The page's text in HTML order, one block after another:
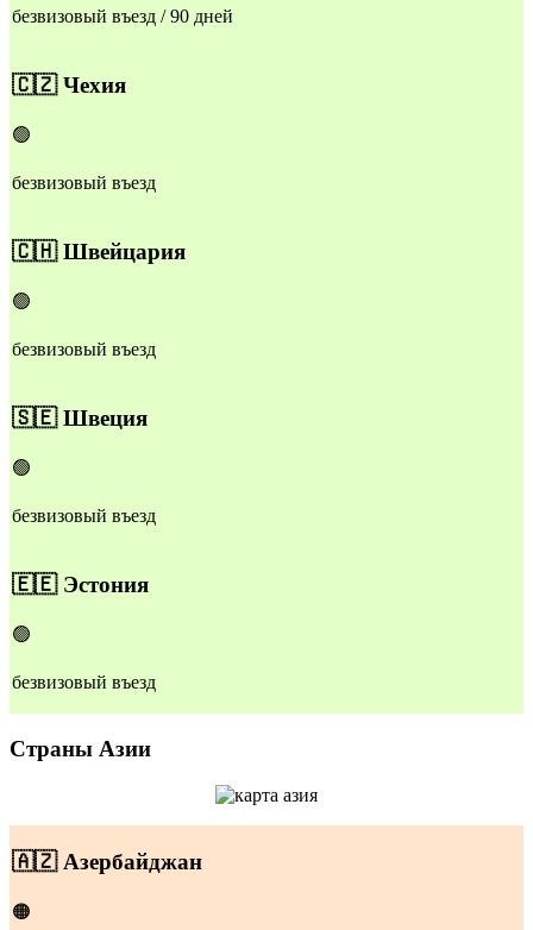
безвизовый въезд / 90 дней
🇨🇿Чехия
🟢
безвизовый въезд
🇨🇭Швейцария
🟢
безвизовый въезд
🇸🇪Швеция
🟢
безвизовый въезд
🇪🇪 Эстония
🟢
безвизовый въезд
Страны Азии
🇦🇿Азербайджан
🟠